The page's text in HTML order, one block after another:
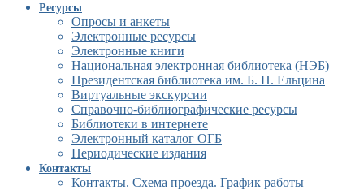
Ресурсы
Опросы и анкеты
Электронные ресурсы
Электронные книги
Национальная электронная библиотека (НЭБ)
Президентская библиотека им. Б. Н. Ельцина
Виртуальные экскурсии
Справочно-библиографические ресурсы
Библиотеки в интернете
Электронный каталог ОГБ
Периодические издания
Контакты
Контакты. Схема проезда. График работы